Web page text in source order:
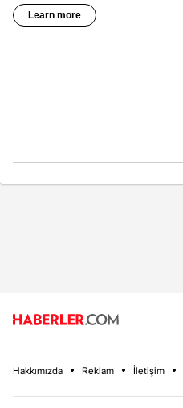
Hakkımızda Reklam İletişim